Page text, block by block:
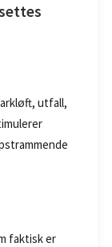
utfall,
faktisk er